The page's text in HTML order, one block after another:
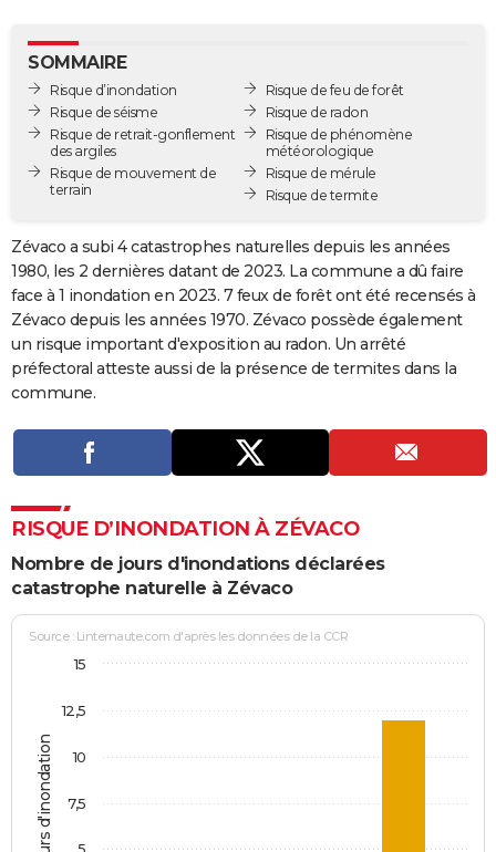
GUIDES D'ACHAT
BONS PLANS
CARTE DE VOEUX
Carte de Noël
Carte Bonne année
Carte Saint-Valentin
Carte Pâques
Carte d'anniversaire
Dictionnaire
Biographies
Citations
Expressions
Proverbes
PROGRAMME TV
COPAINS D'AVANT
S'inscrire
Se connecter
Lycées
Collèges
Primaires
Universités
Entreprises
Service militaire
Avis de recherche
AVIS DE DÉCÈS
SOMMAIRE
Risque d’inondation
Risque de séisme
Risque de retrait-gonflement
des argiles
Risque de mouvement de
terrain
Risque de feu de forêt
Risque de radon
Risque de phénomène
météorologique
Risque de mérule
Risque de termite
Zévaco a subi 4 catastrophes naturelles depuis les années
1980, les 2 dernières datant de 2023. La commune a dû faire
face à 1 inondation en 2023. 7 feux de forêt ont été recensés à
Zévaco depuis les années 1970. Zévaco possède également
un risque important d'exposition au radon. Un arrêté
préfectoral atteste aussi de la présence de termites dans la
commune.
RISQUE D’INONDATION À ZÉVACO
Nombre de jours d'inondations déclarées
catastrophe naturelle à Zévaco
Jours d'inondation
Source : Linternaute.com d'après les données de la CCR
7,5
10
12,5
15